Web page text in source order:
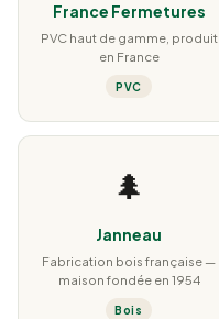
France Fermetures
PVC haut de gamme, produit
en France
PVC
🌲
Janneau
Fabrication bois française —
maison fondée en 1954
Bois